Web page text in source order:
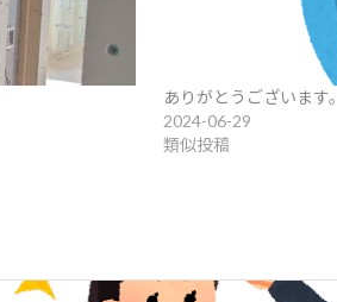
ありがとうございます。
2024-06-29
類似投稿